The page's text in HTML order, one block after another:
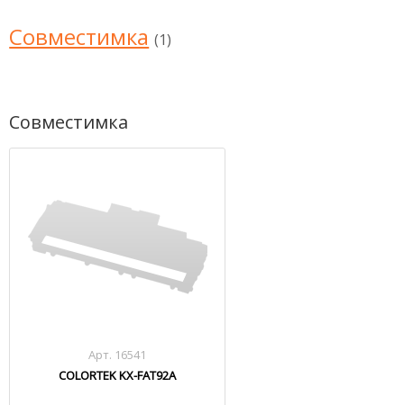
Совместимка (1)
Совместимка
Арт. 16541
COLORTEK KX-FAT92A